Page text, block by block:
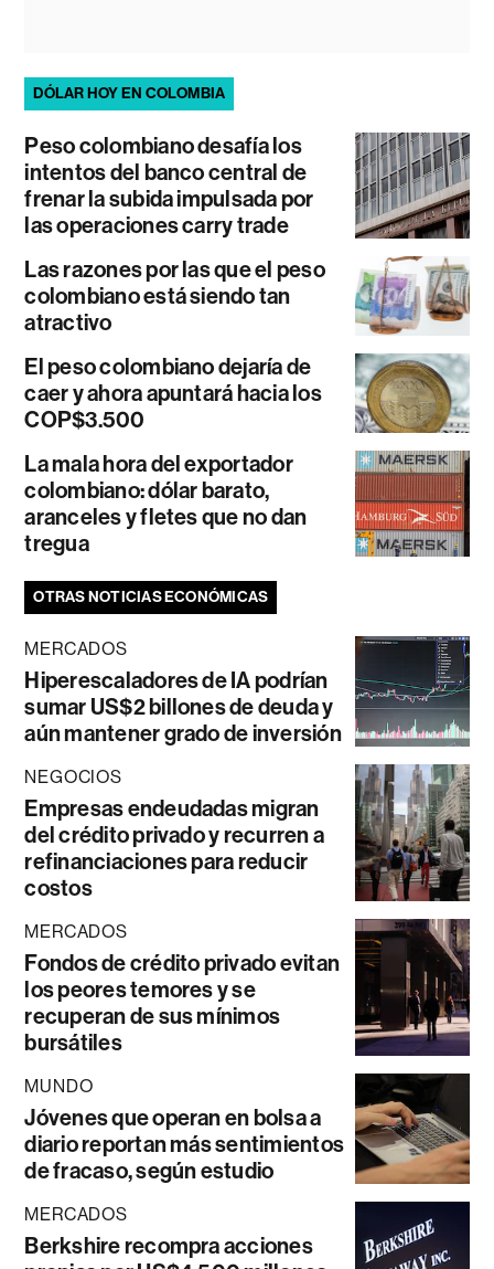
DÓLAR HOY EN COLOMBIA
Peso colombiano desafía los
intentos del banco central de
frenar la subida impulsada por
las operaciones carry trade
Las razones por las que el peso
colombiano está siendo tan
atractivo
El peso colombiano dejaría de
caer y ahora apuntará hacia los
COP$3.500
La mala hora del exportador
colombiano: dólar barato,
aranceles y fletes que no dan
tregua
OTRAS NOTICIAS ECONÓMICAS
MERCADOS
Hiperescaladores de IA podrían
sumar US$2 billones de deuda y
aún mantener grado de inversión
NEGOCIOS
Empresas endeudadas migran
del crédito privado y recurren a
refinanciaciones para reducir
costos
MERCADOS
Fondos de crédito privado evitan
los peores temores y se
recuperan de sus mínimos
bursátiles
MUNDO
Jóvenes que operan en bolsa a
diario reportan más sentimientos
de fracaso, según estudio
MERCADOS
Berkshire recompra acciones